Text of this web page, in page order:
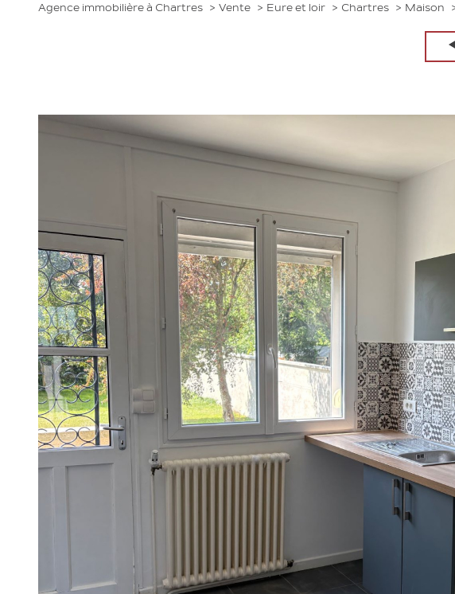
Agence immobilière à Chartres Vente Eure et loir Chartres Maison